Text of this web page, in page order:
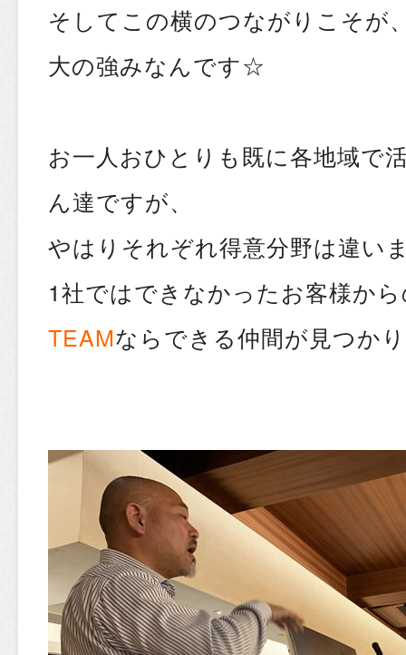
そしてこの横のつながりこそが
大の強みなんです☆
お一人おひとりも既に各地域で
ん達ですが、
やはりそれぞれ得意分野は違い
1社ではできなかったお客様か
TEAMならできる仲間が見つか